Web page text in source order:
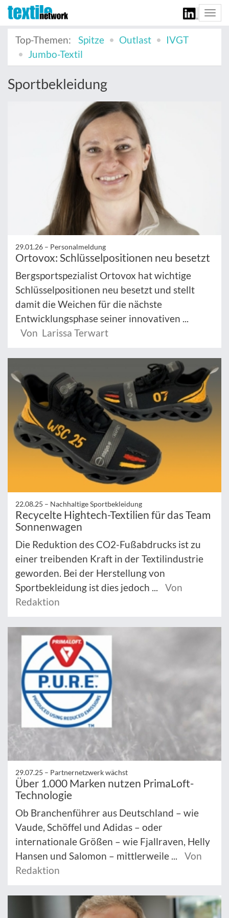
Top-Themen:
Spitze Outlast
IVGT
Jumbo-Textil
Sportbekleidung
29.01.26 – Personalmeldung
Ortovox: Schlüsselpositionen neu besetzt
Bergsportspezialist Ortovox hat wichtige
Schlüsselpositionen neu besetzt und stellt
damit die Weichen für die nächste
Entwicklungsphase seiner innovativen ...
Von Larissa Terwart
22.08.25 – Nachhaltige Sportbekleidung
Recycelte Hightech-Textilien für das Team
Sonnenwagen
Die Reduktion des CO2-Fußabdrucks ist zu
einer treibenden Kraft in der Textilindustrie
geworden. Bei der Herstellung von
Sportbekleidung ist dies jedoch ...
Von
Redaktion
29.07.25 – Partnernetzwerk wächst
Über 1.000 Marken nutzen PrimaLoft-
Technologie
Ob Branchenführer aus Deutschland – wie
Vaude, Schöffel und Adidas – oder
internationale Größen – wie Fjallraven, Helly
Hansen und Salomon – mittlerweile ...
Von
Redaktion